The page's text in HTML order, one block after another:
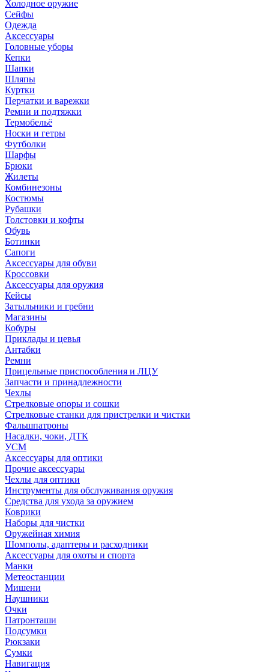
Холодное оружие
Сейфы
Одежда
Аксессуары
Головные уборы
Кепки
Шапки
Шляпы
Куртки
Перчатки и варежки
Ремни и подтяжки
Термобельё
Носки и гетры
Футболки
Шарфы
Брюки
Жилеты
Комбинезоны
Костюмы
Рубашки
Толстовки и кофты
Обувь
Ботинки
Сапоги
Аксессуары для обуви
Кроссовки
Аксессуары для оружия
Кейсы
Затыльники и гребни
Магазины
Кобуры
Приклады и цевья
Антабки
Ремни
Прицельные приспособления и ЛЦУ
Запчасти и принадлежности
Чехлы
Стрелковые опоры и сошки
Стрелковые станки для пристрелки и чистки
Фальшпатроны
Насадки, чоки, ДТК
УСМ
Аксессуары для оптики
Прочие аксессуары
Чехлы для оптики
Инструменты для обслуживания оружия
Средства для ухода за оружием
Коврики
Наборы для чистки
Оружейная химия
Шомполы, адаптеры и расходники
Аксессуары для охоты и спорта
Манки
Метеостанции
Мишени
Наушники
Очки
Патронташи
Подсумки
Рюкзаки
Сумки
Навигация